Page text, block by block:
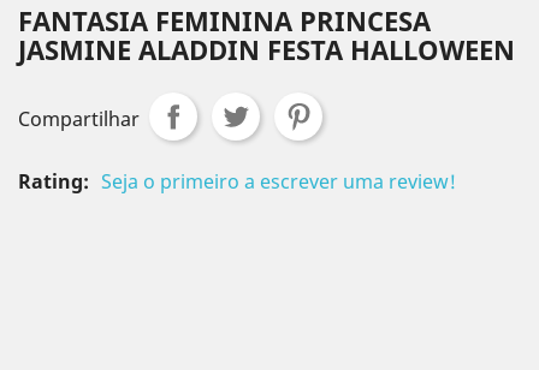
FANTASIA FEMININA PRINCESA
JASMINE ALADDIN FESTA HALLOWEEN
Compartilhar
Rating: Seja o primeiro a escrever uma review!